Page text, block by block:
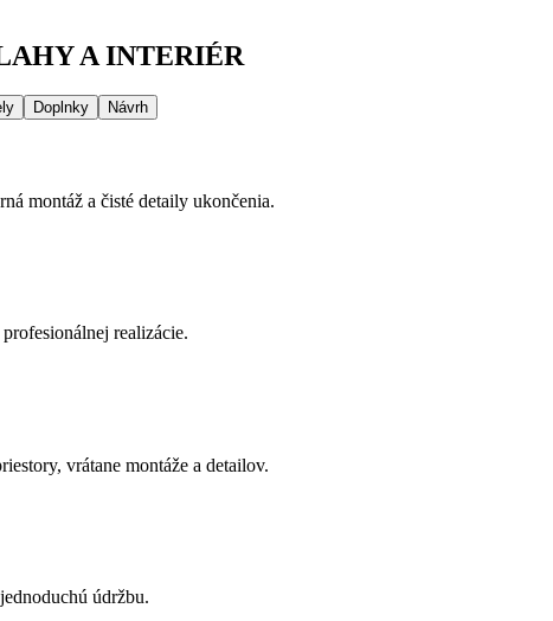
A INTERIÉR
Doplnky Návrh
montáž a čisté detaily ukončenia.
realizácie.
vrátane montáže a detailov.
údržbu.